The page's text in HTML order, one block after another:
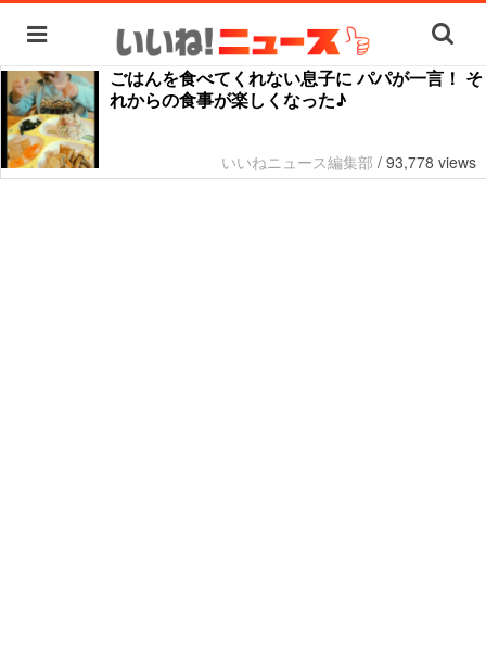
ごはんを食べてくれない息子に パパが一言！ そ
れからの食事が楽しくなった♪
いいねニュース編集部 / 93,778 views